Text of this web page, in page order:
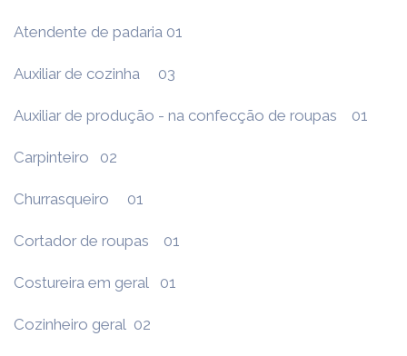
Atendente de padaria 01
Auxiliar de cozinha 03
Auxiliar de produção - na confecção de roupas 01
Carpinteiro 02
Churrasqueiro 01
Cortador de roupas 01
Costureira em geral 01
Cozinheiro geral 02